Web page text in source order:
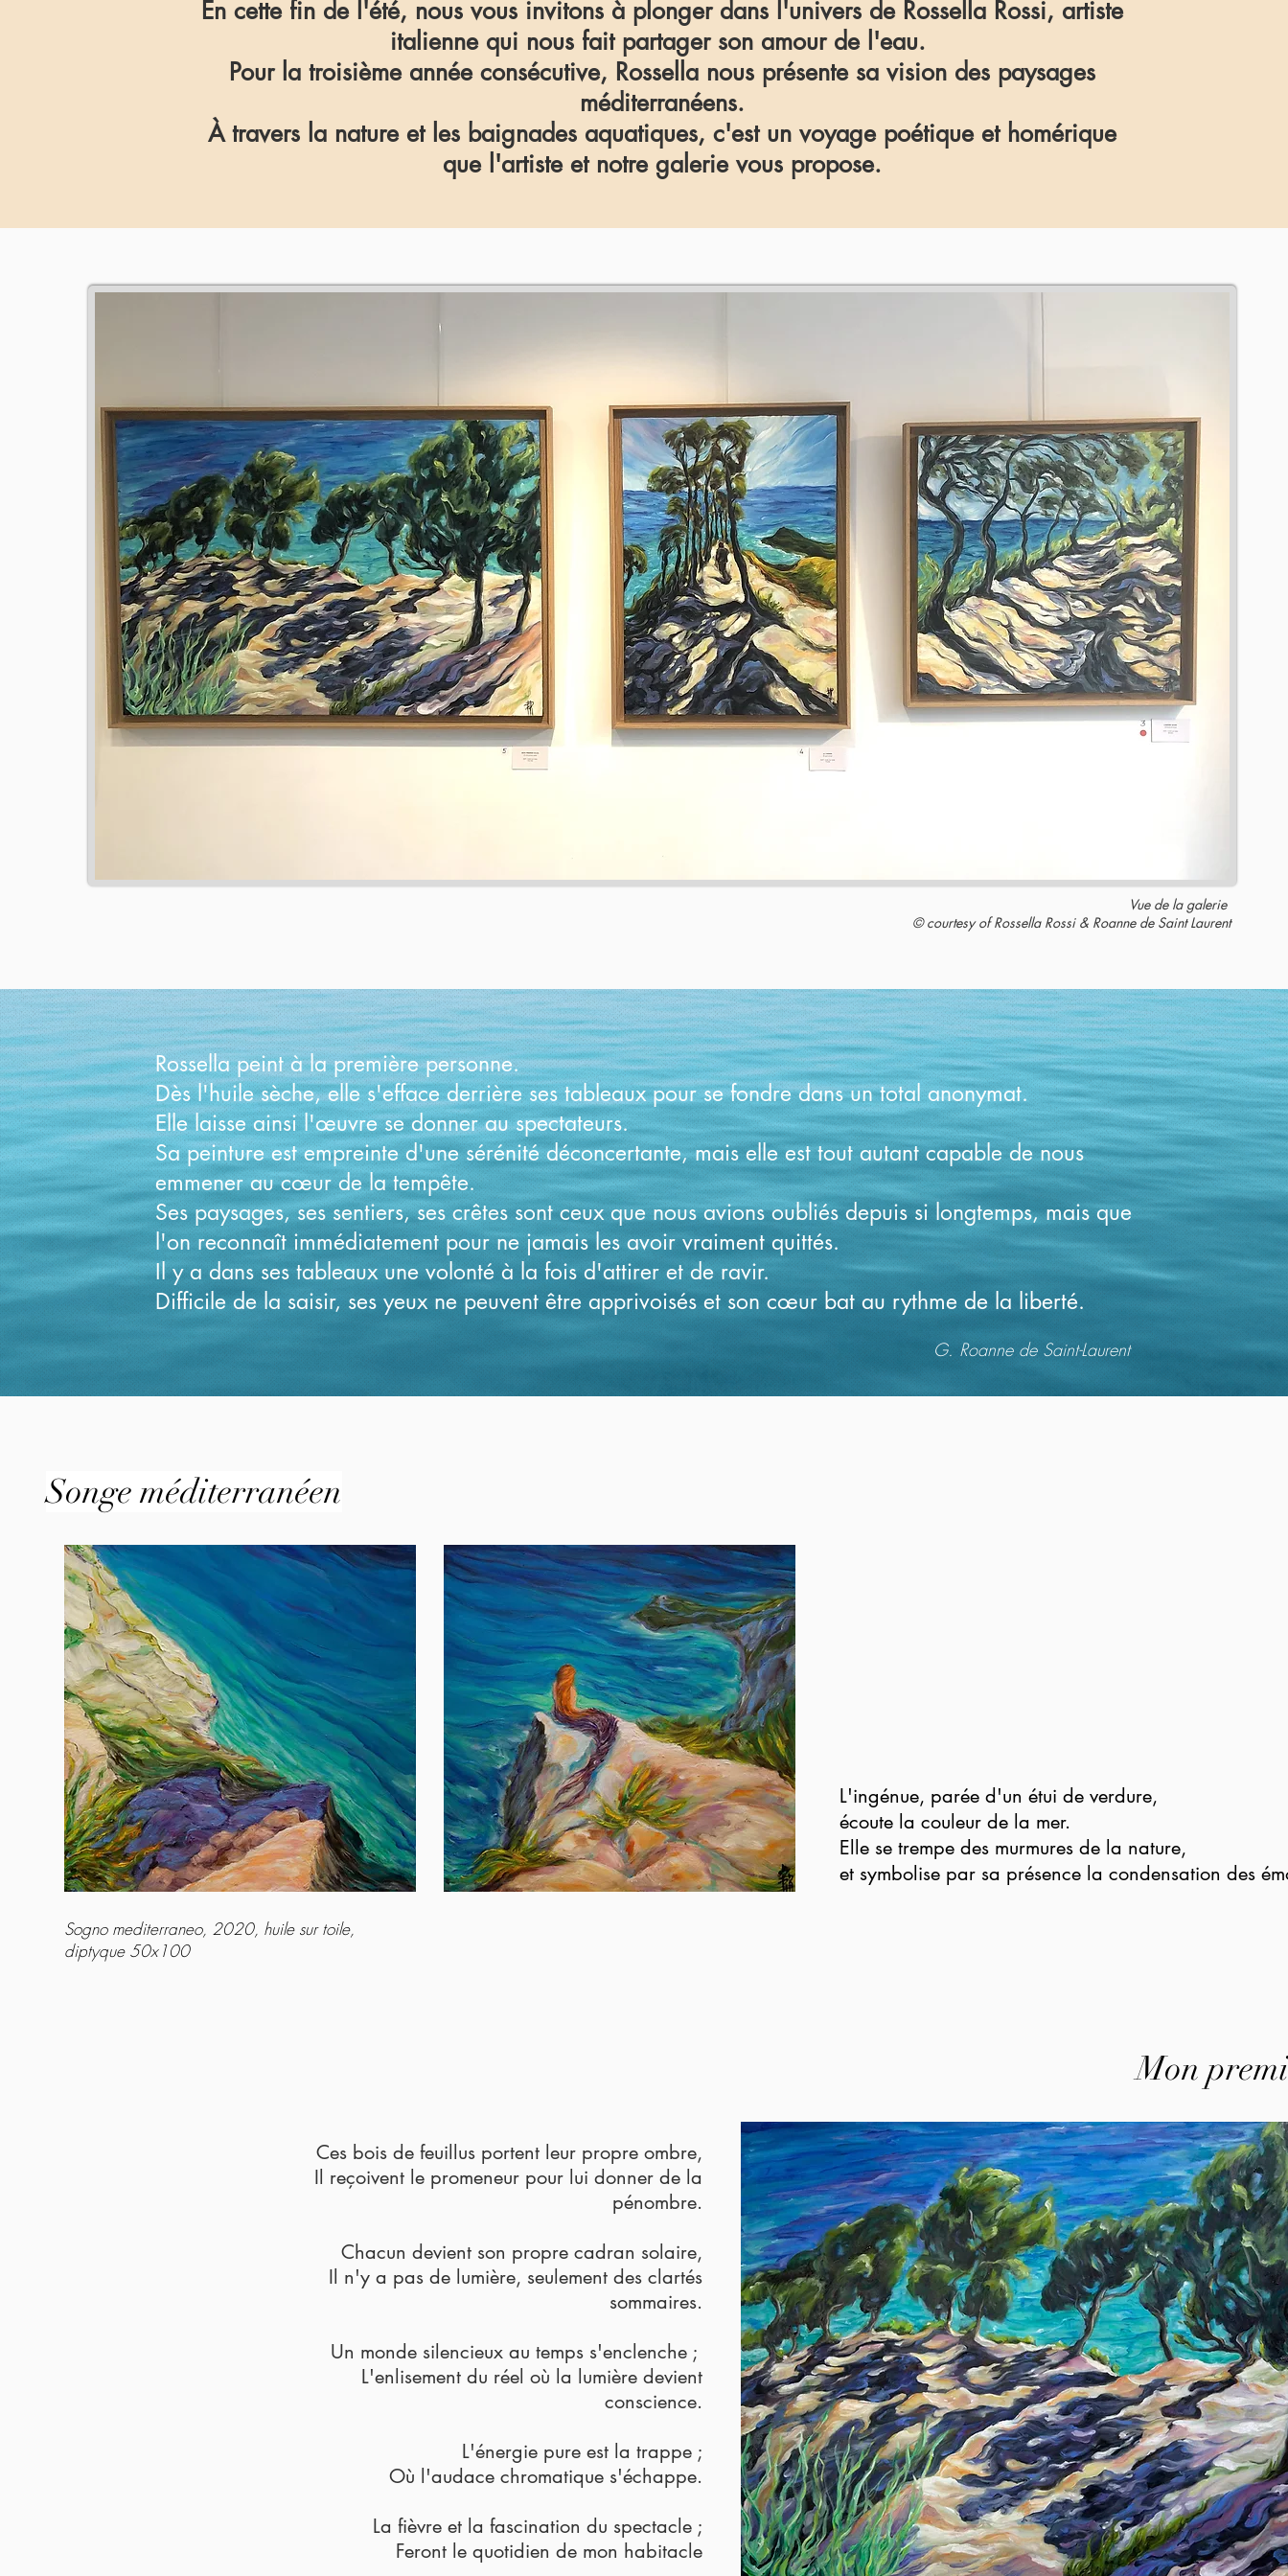
En cette fin de l'été, nous vous invitons à plonger dans l'univers de Rossella Rossi, artiste
italienne qui nous fait partager son amour de l'eau.
Pour la troisième année consécutive, Rossella nous présente sa vision des paysages
méditerranéens.
À travers la nature et les baignades aquatiques, c'est un voyage poétique et homérique
que l'artiste et notre galerie vous propose.
Vue de la galerie
© courtesy of Rossella Rossi & Roanne de Saint Laurent
Rossella peint à la première personne.
Dès l'huile sèche, elle s'efface derrière ses tableaux pour se fondre dans un total anonymat.
Elle laisse ainsi l'œuvre se donner au spectateurs.
Sa peinture est empreinte d'une sérénité déconcertante, mais elle est tout autant capable de nous
emmener au cœur de la tempête.
Ses paysages, ses sentiers, ses crêtes sont ceux que nous avions oubliés depuis si longtemps, mais que
l'on reconnaît immédiatement pour ne jamais les avoir vraiment quittés.
Il y a dans ses tableaux une volonté à la fois d'attirer et de ravir.
Difficile de la saisir, ses yeux ne peuvent être apprivoisés et son cœur bat au rythme de la liberté.
G. Roanne de Saint-Laurent
Songe méditerranéen
L'ingénue, parée d'un étui de verdure,
écoute la couleur de la mer.
Elle se trempe des murmures de la nature,
et symbolise par sa présence la condensation des
Sogno mediterraneo, 2020, huile sur toile,
diptyque 50x100
Mon
Ces bois de feuillus portent leur propre ombre,
Il reçoivent le promeneur pour lui donner de la
pénombre.
Chacun devient son propre cadran solaire,
Il n'y a pas de lumière, seulement des clartés
sommaires.
Un monde silencieux au temps s'enclenche ;
L'enlisement du réel où la lumière devient
conscience.
L'énergie pure est la trappe ;
Où l'audace chromatique s'échappe.
La fièvre et la fascination du spectacle ;
Feront le quotidien de mon habitacle